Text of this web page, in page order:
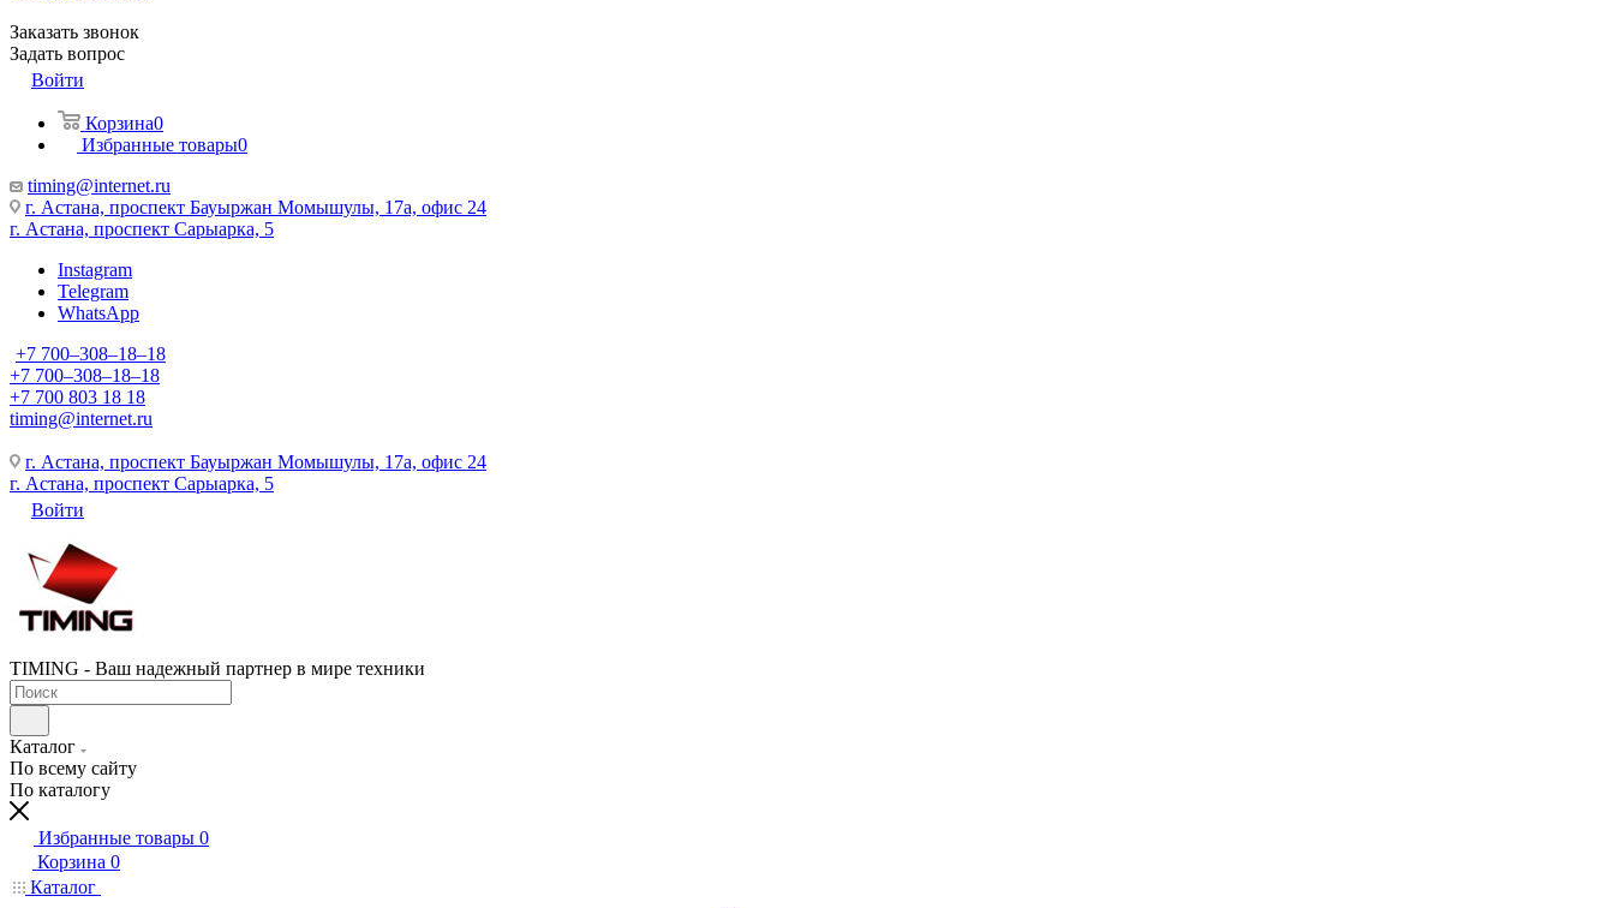
Заказать звонок
Задать вопрос
Войти
Корзина0
Избранные товары0
timing@internet.ru
г. Астана, проспект Бауыржан Момышулы, 17а, офис 24
г. Астана, проспект Сарыарка, 5
Instagram
Telegram
WhatsApp
+7 700‒308‒18‒18
+7 700‒308‒18‒18
+7 700 803 18 18
timing@internet.ru
г. Астана, проспект Бауыржан Момышулы, 17а, офис 24
г. Астана, проспект Сарыарка, 5
Войти
TIMING - Ваш надежный партнер в мире техники
Каталог
По всему сайту
По каталогу
Избранные товары 0
Корзина 0
Каталог